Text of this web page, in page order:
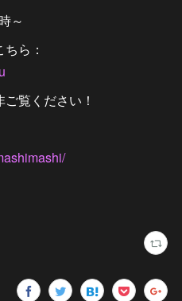
～
ら：
覧ください！